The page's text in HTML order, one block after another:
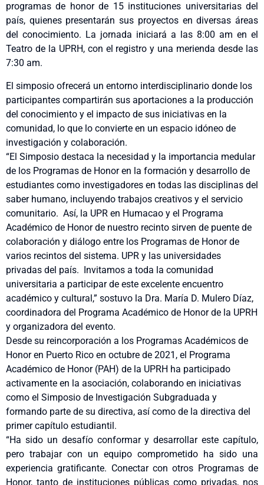
programas de honor de 15 instituciones universitarias del
país, quienes presentarán sus proyectos en diversas áreas
del conocimiento. La jornada iniciará a las 8:00 am en el
Teatro de la UPRH, con el registro y una meriendadesde las
7:30 am.
El simposio ofrecerá un entorno interdisciplinario donde los
participantes compartirán sus aportaciones a la producción
del conocimiento y el impacto de sus iniciativas en la
comunidad, lo que lo convierte en un espacio idóneo de
investigación y colaboración.
“El Simposio destaca la necesidad y la importancia medular
de los Programas de Honor en la formación y desarrollo de
estudiantes como investigadores en todas las disciplinas del
saber humano, incluyendo trabajos creativos y el servicio
comunitario. Así, la UPR en Humacao y el Programa
Académico de Honor de nuestro recinto sirven de puente de
colaboración y diálogo entre los Programas de Honor de
varios recintos del sistema. UPR y las universidades
privadas del país. Invitamos a toda la comunidad
universitaria a participar de este excelente encuentro
académico y cultural,” sostuvo la Dra. María D. Mulero Díaz,
coordinadora del Programa Académico de Honor de la UPRH
y organizadora del evento.
Desde su reincorporación a los Programas Académicos de
Honor en Puerto Rico en octubre de 2021, el Programa
Académico de Honor (PAH) de la UPRH ha participado
activamente en la asociación, colaborando en iniciativas
como el Simposio de Investigación Subgraduada y
formando parte de su directiva, así como de la directiva del
primer capítulo estudiantil.
“Ha sido un desafío conformar y desarrollar este capítulo,
pero trabajar con un equipo comprometido ha sido una
experiencia gratificante. Conectar con otros Programas de
Honor, tanto de instituciones públicas como privadas, nos